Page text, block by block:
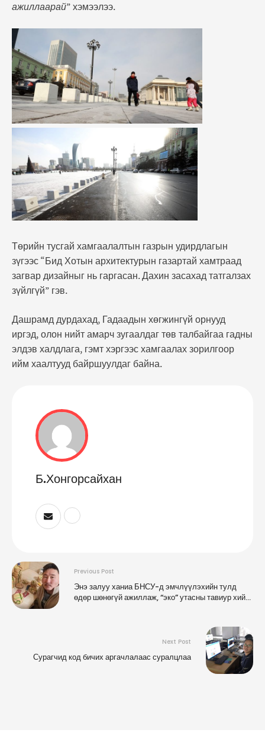
ажиллаарай” хэмээлээ.
Төрийн тусгай хамгаалалтын газрын удирдлагын
зүгээс “Бид Хотын архитектурын газартай хамтраад
загвар дизайныг нь гаргасан. Дахин засахад татгалзах
зүйлгүй” гэв.
Дашрамд дурдахад, Гадаадын хөгжингүй орнууд
иргэд, олон нийт амарч зугаалдаг төв талбайгаа гадны
элдэв халдлага, гэмт хэргээс хамгаалах зорилгоор
ийм хаалтууд байршуулдаг байна.
Б.Хонгорсайхан
Previous Post
Энэ залуу ханиа БНСУ-д эмчлүүлэхийн тулд
өдөр шөнөгүй ажиллаж, “эко” утасны тавиур хийж
Next Post
Сурагчид код бичих аргачлалаас суралцлаа